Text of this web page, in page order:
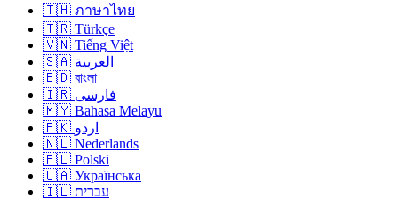
🇹🇭 ภาษาไทย
🇹🇷 Türkçe
🇻🇳 Tiếng Việt
🇸🇦 العربية
🇧🇩 বাংলা
🇮🇷 فارسی
🇲🇾 Bahasa Melayu
🇵🇰 اردو
🇳🇱 Nederlands
🇵🇱 Polski
🇺🇦 Українська
🇮🇱 עברית